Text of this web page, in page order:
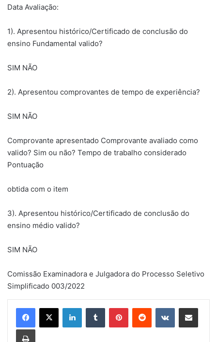
Data Avaliação:
1). Apresentou histórico/Certificado de conclusão do
ensino Fundamental valido?
SIM NÃO
2). Apresentou comprovantes de tempo de experiência?
SIM NÃO
Comprovante apresentado Comprovante avaliado como
valido? Sim ou não? Tempo de trabalho considerado
Pontuação
obtida com o item
3). Apresentou histórico/Certificado de conclusão do
ensino médio valido?
SIM NÃO
Comissão Examinadora e Julgadora do Processo Seletivo
Simplificado 003/2022
LinkedinTumblr PinterestReddit VK Compartilhar via e-mail
Imprimir